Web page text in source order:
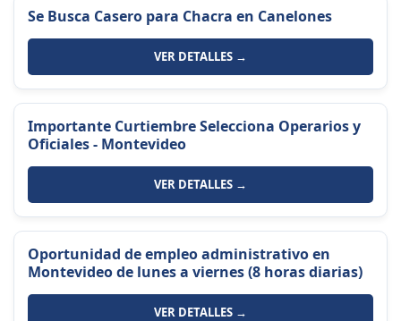
Se Busca Casero para Chacra en Canelones
VER DETALLES →
Importante Curtiembre Selecciona Operarios y
Oficiales - Montevideo
VER DETALLES →
Oportunidad de empleo administrativo en
Montevideo de lunes a viernes (8 horas diarias)
VER DETALLES →